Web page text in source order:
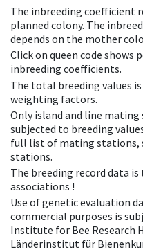
The inbreeding coefficient
planned colony. The
depends on the mother
Click on queen code shows
inbreeding coefficients.
The total breeding values
weighting factors.
Only island and line
subjected to breeding
full list of mating stations,
stations.
The breeding record data
associations !
Use of genetic evaluation
commercial purposes is
Institute for Bee Research
Länderinstitut für